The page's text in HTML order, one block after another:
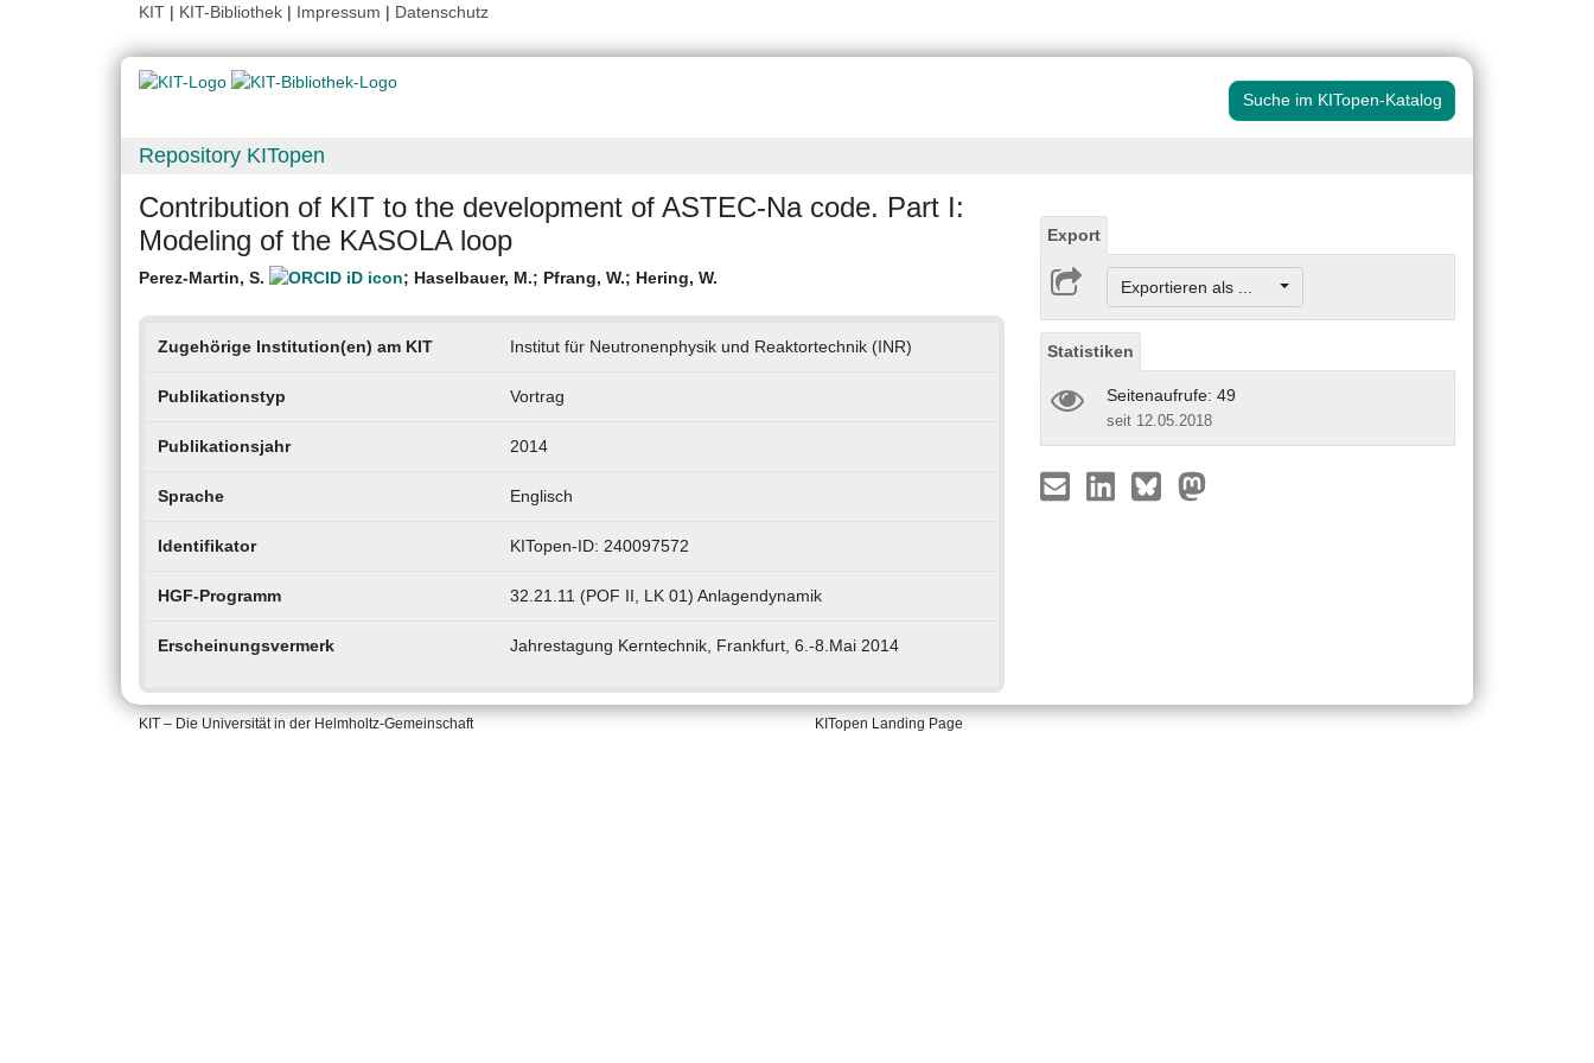
KIT | KIT-Bibliothek | Impressum | Datenschutz
Suche im KITopen-Katalog
Repository KITopen
Contribution of KIT to the development of ASTEC-Na code. Part I:
Modeling of the KASOLA loop
Perez-Martin, S. ; Haselbauer, M.; Pfrang, W.; Hering, W.
Zugehörige Institution(en) am KIT Institut für Neutronenphysik und Reaktortechnik (INR)
Publikationstyp Vortrag
Publikationsjahr 2014
Sprache Englisch
Identifikator KITopen-ID: 240097572
HGF-Programm 32.21.11 (POF II, LK 01) Anlagendynamik
Erscheinungsvermerk Jahrestagung Kerntechnik, Frankfurt, 6.-8.Mai 2014
Export
Exportieren als ...
Statistiken
Seitenaufrufe: 49
seit 12.05.2018
KIT – Die Universität in der Helmholtz-Gemeinschaft KITopen Landing Page